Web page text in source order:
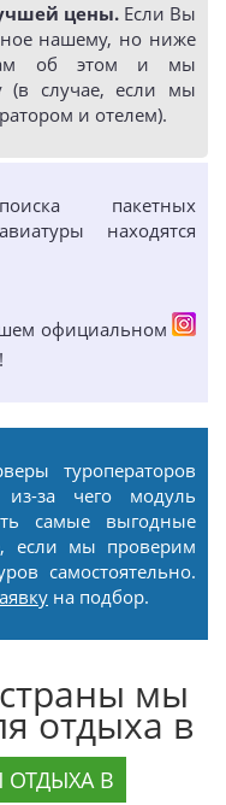
цены. Если Вы
нашему, но ниже
об этом и мы
случае, если мы
и отелем).
пакетных
находятся
официальном
!
туроператоров
за чего модуль
самые выгодные
если мы проверим
самостоятельно.
на подбор.
мы
отдыха в
ОТДЫХА В